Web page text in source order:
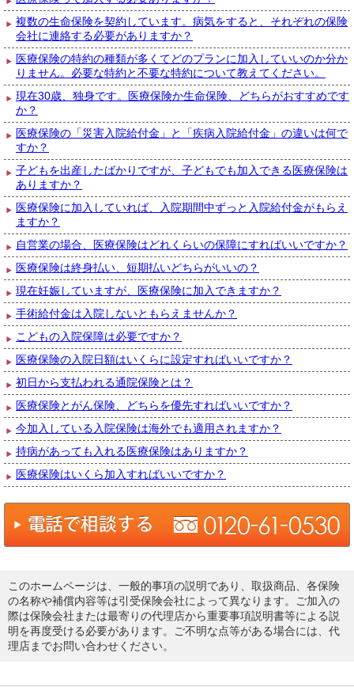
複数の生命保険を契約しています。病気をすると、それぞれの保険
会社に連絡する必要がありますか？
医療保険の特約の種類が多くてどのプランに加入していいのか分か
りません。必要な特約と不要な特約について教えてください。
現在30歳、独身です。医療保険か生命保険、どちらがおすすめです
か？
医療保険の「災害入院給付金」と「疾病入院給付金」の違いは何で
すか？
子どもを出産したばかりですが、子どもでも加入できる医療保険は
ありますか？
医療保険に加入していれば、入院期間中ずっと入院給付金がもらえ
ますか？
自営業の場合、医療保険はどれくらいの保障にすればいいですか？
医療保険は終身払い、短期払いどちらがいいの？
現在妊娠していますが、医療保険に加入できますか？
手術給付金は入院しないともらえませんか？
こどもの入院保障は必要ですか？
医療保険の入院日額はいくらに設定すればいいですか？
初日から支払われる通院保険とは？
医療保険とがん保険、どちらを優先すればいいですか？
今加入している入院保険は海外でも適用されますか？
持病があっても入れる医療保険はありますか？
医療保険はいくら加入すればいいですか？
このホームページは、一般的事項の説明であり、取扱商品、各保険
の名称や補償内容等は引受保険会社によって異なります。ご加入の
際は保険会社または最寄りの代理店から重要事項説明書等による説
明を再度受ける必要があります。ご不明な点等がある場合には、代
理店までお問い合わせください。